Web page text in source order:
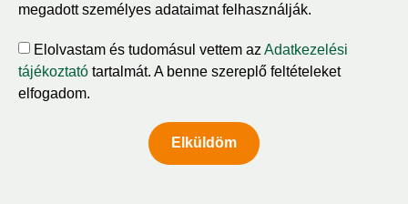
megadott személyes adataimat felhasználják.
Elolvastam és tudomásul vettem az Adatkezelési
tájékoztató tartalmát. A benne szereplő feltételeket
elfogadom.
Elküldöm